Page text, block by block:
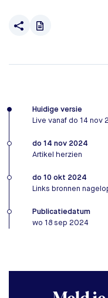
Huidige versie
Live vanaf do 14 nov
do 14 nov 2024
Artikel herzien
do 10 okt 2024
Links bronnen
Publicatiedatum
wo 18 sep 2024